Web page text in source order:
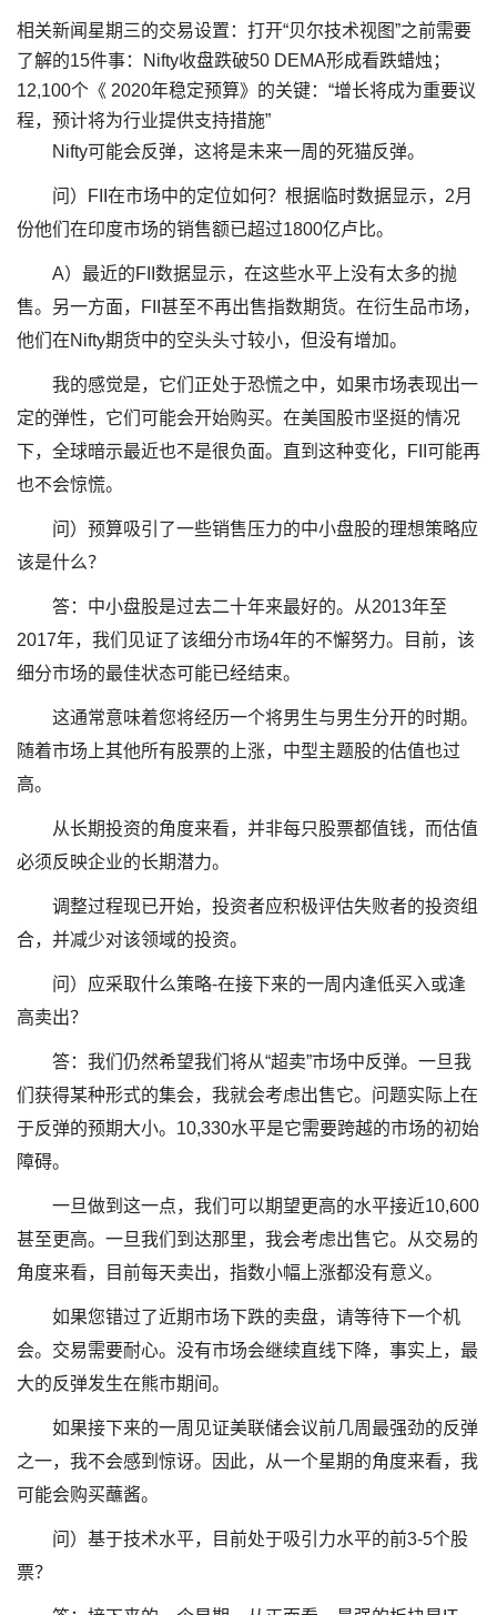
相关新闻星期三的交易设置：打开“贝尔技术视图”之前需要
了解的15件事：Nifty收盘跌破50 DEMA形成看跌蜡烛；
12,100个《 2020年稳定预算》的关键：“增长将成为重要议
程，预计将为行业提供支持措施”
Nifty可能会反弹，这将是未来一周的死猫反弹。
问）FII在市场中的定位如何？根据临时数据显示，2月
份他们在印度市场的销售额已超过1800亿卢比。
A）最近的FII数据显示，在这些水平上没有太多的抛
售。另一方面，FII甚至不再出售指数期货。在衍生品市场，
他们在Nifty期货中的空头头寸较小，但没有增加。
我的感觉是，它们正处于恐慌之中，如果市场表现出一
定的弹性，它们可能会开始购买。在美国股市坚挺的情况
下，全球暗示最近也不是很负面。直到这种变化，FII可能再
也不会惊慌。
问）预算吸引了一些销售压力的中小盘股的理想策略应
该是什么？
答：中小盘股是过去二十年来最好的。从2013年至
2017年，我们见证了该细分市场4年的不懈努力。目前，该
细分市场的最佳状态可能已经结束。
这通常意味着您将经历一个将男生与男生分开的时期。
随着市场上其他所有股票的上涨，中型主题股的估值也过
高。
从长期投资的角度来看，并非每只股票都值钱，而估值
必须反映企业的长期潜力。
调整过程现已开始，投资者应积极评估失败者的投资组
合，并减少对该领域的投资。
问）应采取什么策略-在接下来的一周内逢低买入或逢
高卖出？
答：我们仍然希望我们将从“超卖”市场中反弹。一旦我
们获得某种形式的集会，我就会考虑出售它。问题实际上在
于反弹的预期大小。10,330水平是它需要跨越的市场的初始
障碍。
一旦做到这一点，我们可以期望更高的水平接近10,600
甚至更高。一旦我们到达那里，我会考虑出售它。从交易的
角度来看，目前每天卖出，指数小幅上涨都没有意义。
如果您错过了近期市场下跌的卖盘，请等待下一个机
会。交易需要耐心。没有市场会继续直线下降，事实上，最
大的反弹发生在熊市期间。
如果接下来的一周见证美联储会议前几周最强劲的反弹
之一，我不会感到惊讶。因此，从一个星期的角度来看，我
可能会购买蘸酱。
问）基于技术水平，目前处于吸引力水平的前3-5个股
票？